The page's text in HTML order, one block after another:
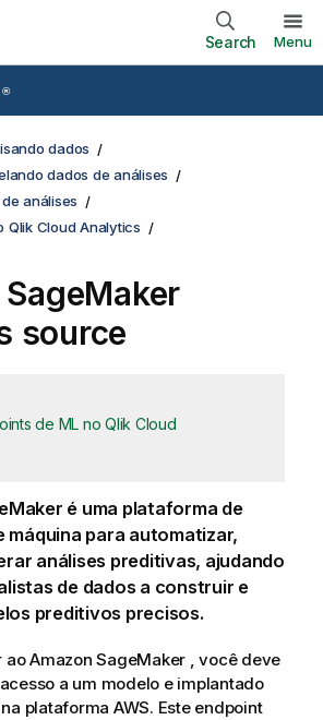
Search Menu
®
dados
dados de análises
análises
Qlik Cloud Analytics
source
de ML no Qlik Cloud
é uma plataforma de
máquina para automatizar,
análises preditivas, ajudando
de dados a construir e
preditivos precisos.
aoAmazon SageMaker , você deve
a um modelo e implantado
plataforma AWS. Este endpoint